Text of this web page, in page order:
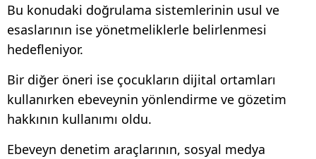
Bu konudaki doğrulama sistemlerinin usul ve
esaslarının ise yönetmeliklerle belirlenmesi
hedefleniyor.
Bir diğer öneri ise çocukların dijital ortamları
kullanırken ebeveynin yönlendirme ve gözetim
hakkının kullanımı oldu.
Ebeveyn denetim araçlarının, sosyal medya